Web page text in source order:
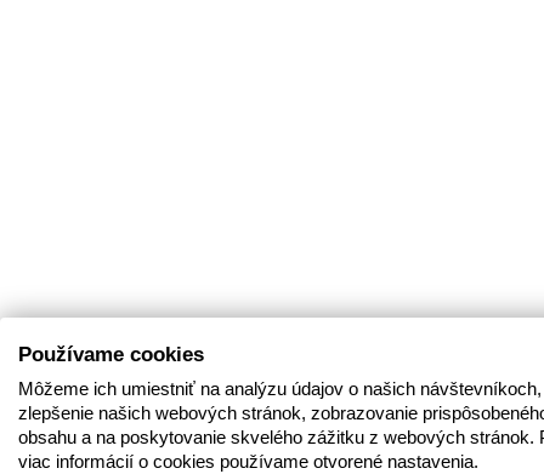
Používame cookies
Môžeme ich umiestniť na analýzu údajov o našich
zlepšenie našich webových stránok, zobrazovanie
obsahu a na poskytovanie skvelého zážitku z webových stránok.
viac informácií o cookies používame otvorené nastavenia.